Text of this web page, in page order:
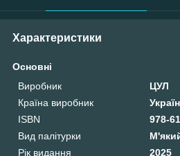
Характеристики
Основні
Виробник
ЦУЛ
Країна виробник
ISBN
978-
Вид палітурки
Рік видання
2025